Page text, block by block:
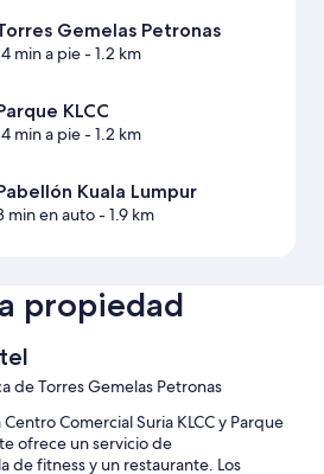
Gemelas Petronas
min a pie- 1.2 km
KLCC
min a pie- 1.2 km
Kuala Lumpur
min en auto- 1.9 km
propiedad
de Torres Gemelas Petronas
Comercial Suria KLCC y Parque
te ofrece un servicio de
de fitness y un restaurante. Los